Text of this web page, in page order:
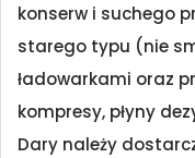
konserw i suchego
starego typu (nie
ładowarkami oraz
kompresy, płyny
Dary należy